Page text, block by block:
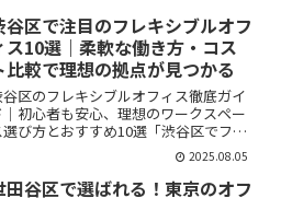
吸い込みが悪い」「戸建ての換気扇を
分で交換できるのか...
谷区で注目のフレキシブルオフ
ス10選｜柔軟な働き方・コス
比較で理想の拠点が見つかる
谷区のフレキシブルオフィス徹底ガイ
｜初心者も安心、理想のワークスペー
選び方とおすすめ10選「渋谷区でフレ
キシブルオフィスを探しているけど、ど
んな種類があるの？どこが自分に合って
るの？」そんな疑問や不安をお持ちの
2025.08.05
田谷区で選ばれる！東京のオフ